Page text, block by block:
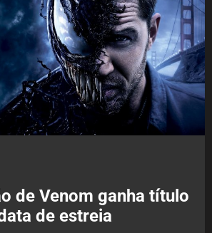
de Venom ganha título
de estreia